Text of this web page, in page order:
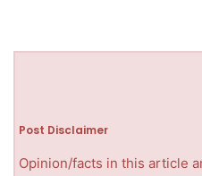
Post Disclaimer
Opinion/facts in this article